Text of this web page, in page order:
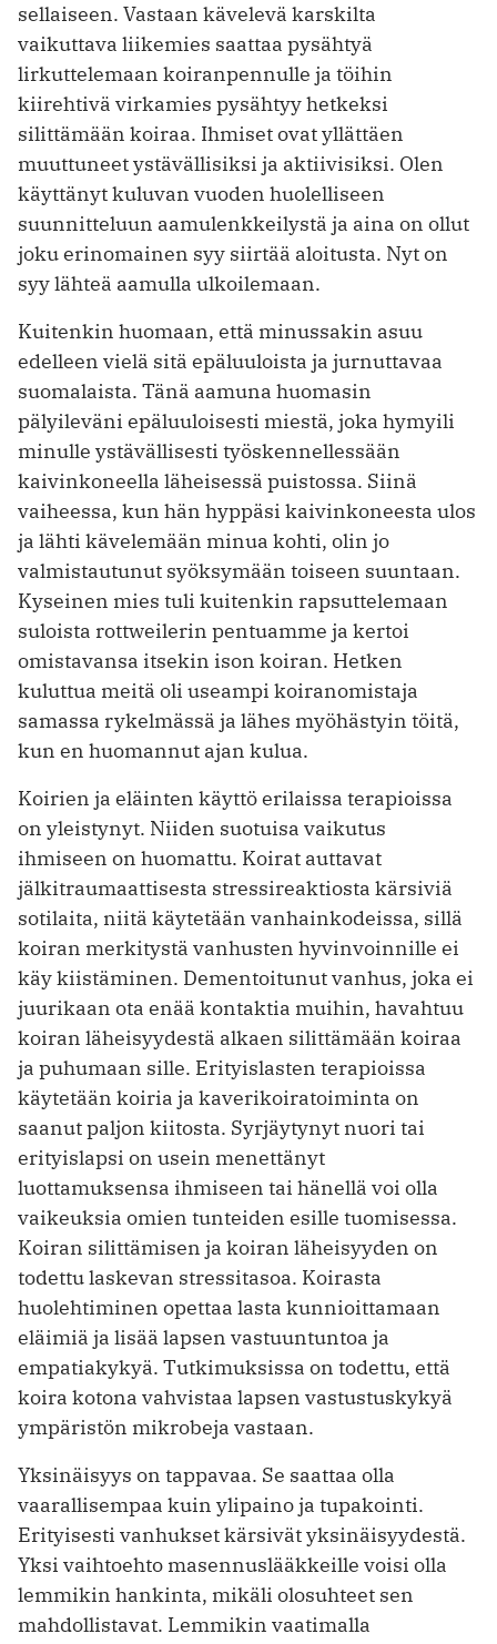
sellaiseen. Vastaan kävelevä karskilta
vaikuttava liikemies saattaa pysähtyä
lirkuttelemaan koiranpennulle ja töihin
kiirehtivä virkamies pysähtyy hetkeksi
silittämään koiraa. Ihmiset ovat yllättäen
muuttuneet ystävällisiksi ja aktiivisiksi. Olen
käyttänyt kuluvan vuoden huolelliseen
suunnitteluun aamulenkkeilystä ja aina on ollut
joku erinomainen syy siirtää aloitusta. Nyt on
syy lähteä aamulla ulkoilemaan.
Kuitenkin huomaan, että minussakin asuu
edelleen vielä sitä epäluuloista ja jurnuttavaa
suomalaista. Tänä aamuna huomasin
pälyileväni epäluuloisesti miestä, joka hymyili
minulle ystävällisesti työskennellessään
kaivinkoneella läheisessä puistossa. Siinä
vaiheessa, kun hän hyppäsi kaivinkoneesta ulos
ja lähti kävelemään minua kohti, olin jo
valmistautunut syöksymään toiseen suuntaan.
Kyseinen mies tuli kuitenkin rapsuttelemaan
suloista rottweilerin pentuamme ja kertoi
omistavansa itsekin ison koiran. Hetken
kuluttua meitä oli useampi koiranomistaja
samassa rykelmässä ja lähes myöhästyin töitä,
kun en huomannut ajan kulua.
Koirien ja eläinten käyttö erilaissa terapioissa
on yleistynyt. Niiden suotuisa vaikutus
ihmiseen on huomattu. Koirat auttavat
jälkitraumaattisesta stressireaktiosta kärsiviä
sotilaita, niitä käytetään vanhainkodeissa, sillä
koiran merkitystä vanhusten hyvinvoinnille ei
käy kiistäminen. Dementoitunut vanhus, joka ei
juurikaan ota enää kontaktia muihin, havahtuu
koiran läheisyydestä alkaen silittämään koiraa
ja puhumaan sille. Erityislasten terapioissa
käytetään koiria ja kaverikoiratoiminta on
saanut paljon kiitosta. Syrjäytynyt nuori tai
erityislapsi on usein menettänyt
luottamuksensa ihmiseen tai hänellä voi olla
vaikeuksia omien tunteiden esille tuomisessa.
Koiran silittämisen ja koiran läheisyyden on
todettu laskevan stressitasoa. Koirasta
huolehtiminen opettaa lasta kunnioittamaan
eläimiä ja lisää lapsen vastuuntuntoa ja
empatiakykyä. Tutkimuksissa on todettu, että
koira kotona vahvistaa lapsen vastustuskykyä
ympäristön mikrobeja vastaan.
Yksinäisyys on tappavaa. Se saattaa olla
vaarallisempaa kuin ylipaino ja tupakointi.
Erityisesti vanhukset kärsivät yksinäisyydestä.
Yksi vaihtoehto masennuslääkkeille voisi olla
lemmikin hankinta, mikäli olosuhteet sen
mahdollistavat. Lemmikin vaatimalla